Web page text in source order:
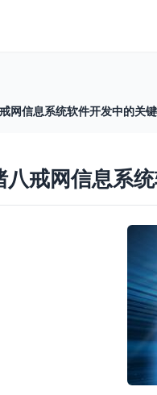
网信息系统软件开发中的关
戒网信息系